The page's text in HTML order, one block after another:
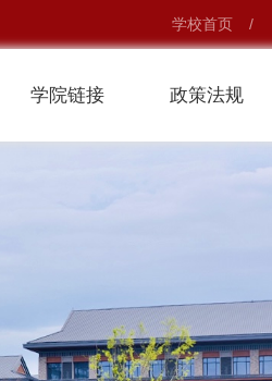
学校首页 /
学院链接 政策法规